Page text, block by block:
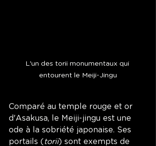
L'un des torii monumentaux qui
entourent le Meiji-Jingu
Comparé au temple rouge et or
d'Asakusa, le Meiji-jingu est une
ode à la sobriété japonaise. Ses
portails (torii) sont exempts de